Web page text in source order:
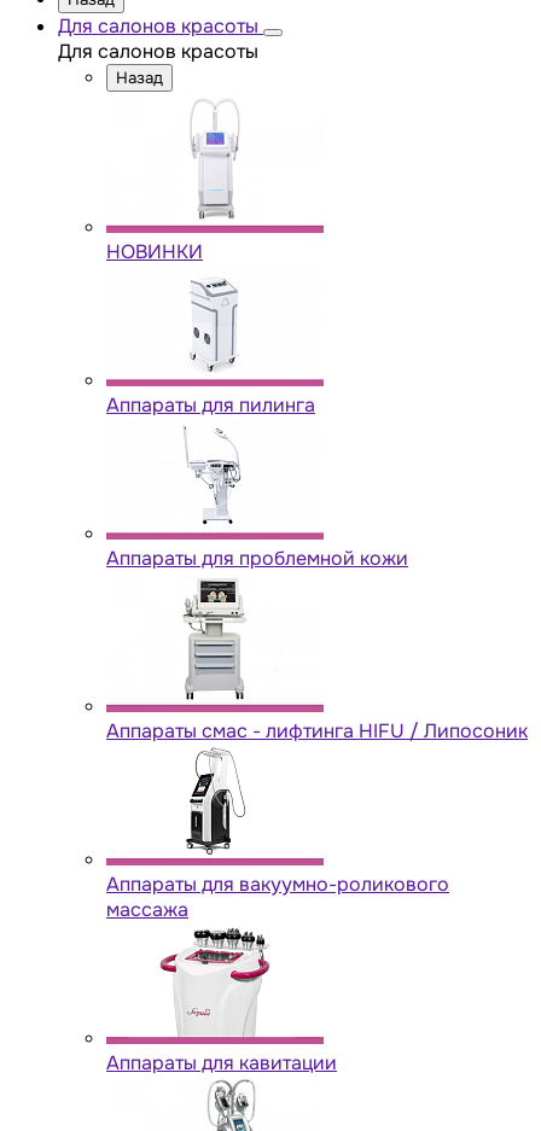
Для салонов красоты
Для салонов красоты
Назад
НОВИНКИ
Аппараты для пилинга
Аппараты для проблемной кожи
Аппараты cмас - лифтинга HIFU / Липосоник
Аппараты для вакуумно-роликового
массажа
Аппараты для кавитации